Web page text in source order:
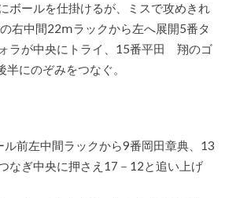
ボールを仕掛けるが、ミスで攻めきれ
右中間22ⅿラックから左へ展開5番タ
ラが中央にトライ、15番平田 翔のゴ
にのぞみをつなぐ。
前左中間ラックから9番岡田章典、13
なぎ中央に押さえ17－12と追い上げ